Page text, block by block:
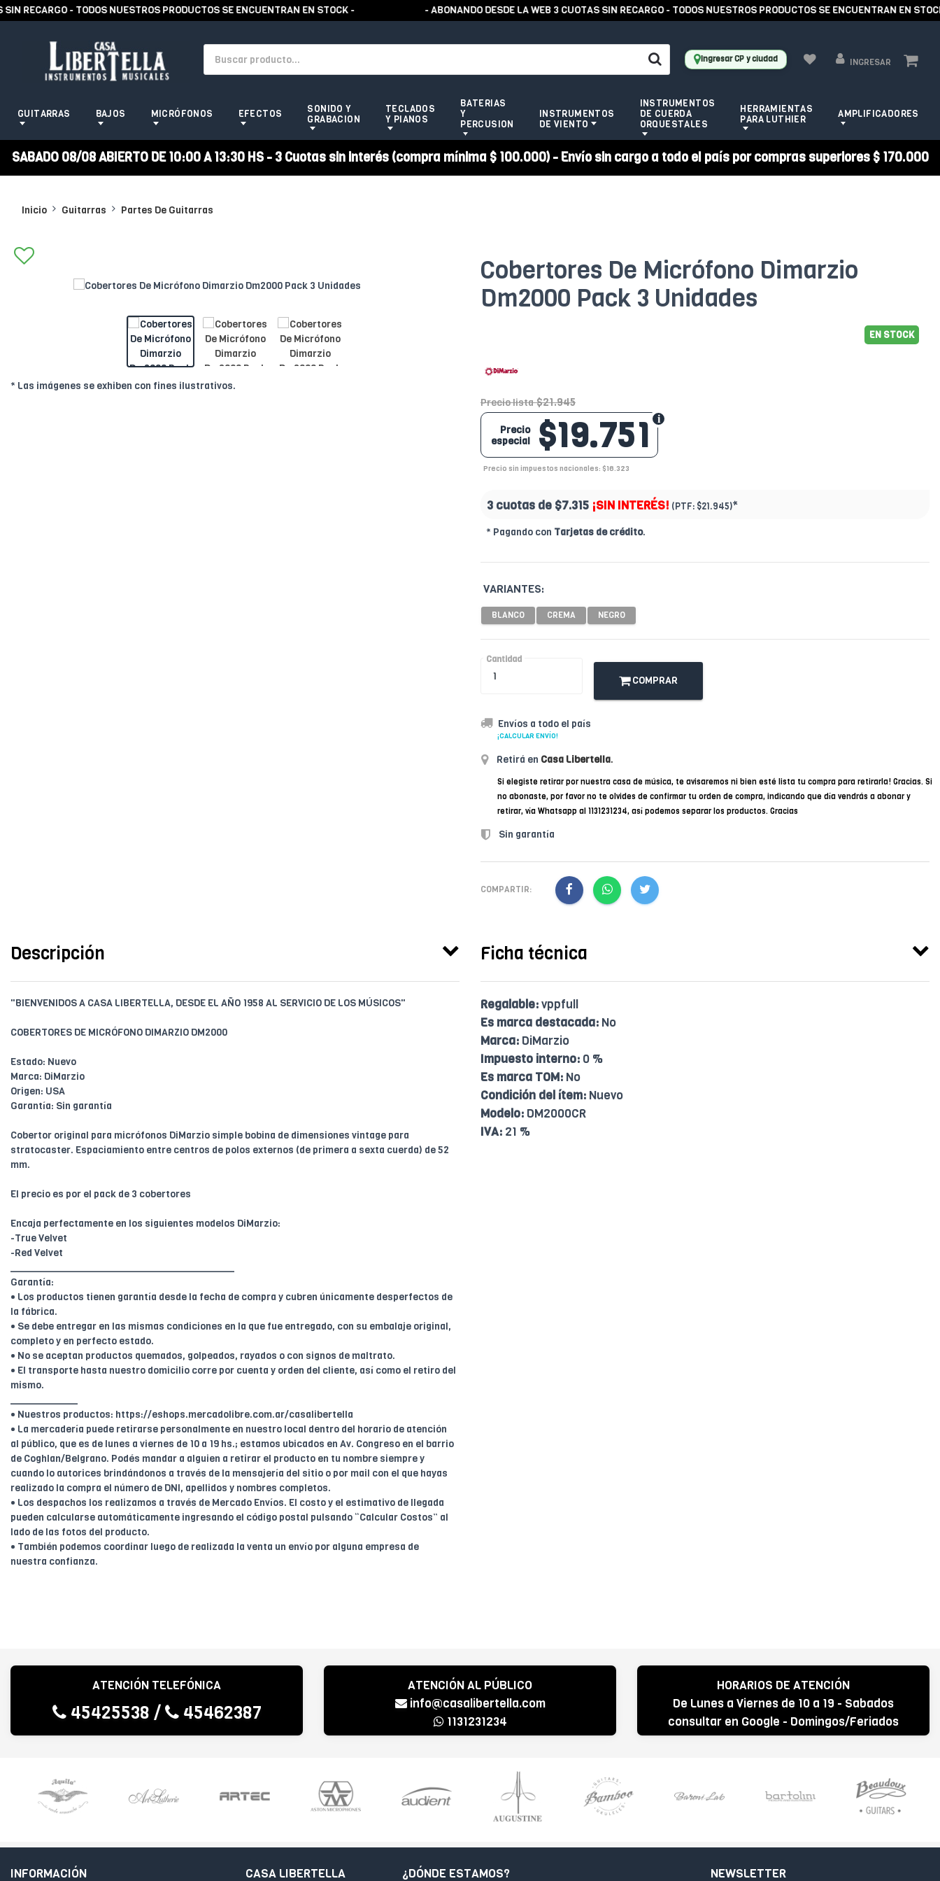
- TODOS NUESTROS PRODUCTOS SE ENCUENTRAN EN STOCK - - ABONANDO DESDE LA WEB 3 CUOTAS SIN RECARGO - TODOS NUESTROS PRODUCTOS SE ENCUENTRAN EN STOCK -
Ingresar CP y ciudad INGRESAR
GUITARRAS BAJOS MICRÓFONOS EFECTOS
SONIDO Y
GRABACION
TECLADOS
Y PIANOS
BATERIAS
Y
PERCUSION
INSTRUMENTOS
DE VIENTO
INSTRUMENTOS
DE CUERDA
ORQUESTALES
HERRAMIENTAS
PARA LUTHIER
AMPLIFICADORES
SABADO 08/08 ABIERTO DE 10:00 A 13:30 HS - 3 Cuotas sin interés (compra mínima $ 100.000) - Envío sin cargo a todo el país por compras superiores $ 170.000
Inicio Guitarras Partes De Guitarras
* Las imágenes se exhiben con fines ilustrativos.
Cobertores De Micrófono Dimarzio
Dm2000 Pack 3 Unidades
EN STOCK
Precio lista $21.945
$19.751
Precio
especial
Precio sin impuestos nacionales: $16.323
3 cuotas de $7.315 ¡SIN INTERÉS! (PTF: $21.945)*
* Pagando con Tarjetas de crédito.
VARIANTES:
Cantidad
COMPRAR
Envíos a todo el país
¡CALCULAR ENVÍO!
Retirá en Casa Libertella.
Si elegiste retirar por nuestra casa de música, te avisaremos ni bien esté lista tu compra para retirarla! Gracias. Si
no abonaste, por favor no te olvides de confirmar tu orden de compra, indicando que día vendrás a abonar y
retirar, vía Whatsapp al 1131231234, así podemos separar los productos. Gracias
Sin garantía
COMPARTIR:
Descripción
"BIENVENIDOS A CASA LIBERTELLA, DESDE EL AÑO 1958 AL SERVICIO DE LOS MÚSICOS"
COBERTORES DE MICRÓFONO DIMARZIO DM2000
Estado: Nuevo
Marca: DiMarzio
Origen: USA
Garantía: Sin garantía
Cobertor original para micrófonos DiMarzio simple bobina de dimensiones vintage para
stratocaster. Espaciamiento entre centros de polos externos (de primera a sexta cuerda) de 52
mm.
El precio es por el pack de 3 cobertores
Encaja perfectamente en los siguientes modelos DiMarzio:
-True Velvet
-Red Velvet
Garantía:
• Los productos tienen garantía desde la fecha de compra y cubren únicamente desperfectos de
la fábrica.
• Se debe entregar en las mismas condiciones en la que fue entregado, con su embalaje original,
completo y en perfecto estado.
• No se aceptan productos quemados, golpeados, rayados o con signos de maltrato.
• El transporte hasta nuestro domicilio corre por cuenta y orden del cliente, así como el retiro del
mismo.
• Nuestros productos: https://eshops.mercadolibre.com.ar/casalibertella
• La mercadería puede retirarse personalmente en nuestro local dentro del horario de atención
al público, que es de lunes a viernes de 10 a 19 hs.; estamos ubicados en Av. Congreso en el barrio
de Coghlan/Belgrano. Podés mandar a alguien a retirar el producto en tu nombre siempre y
cuando lo autorices brindándonos a través de la mensajería del sitio o por mail con el que hayas
realizado la compra el número de DNI, apellidos y nombres completos.
• Los despachos los realizamos a través de Mercado Envíos. El costo y el estimativo de llegada
pueden calcularse automáticamente ingresando el código postal pulsando “Calcular Costos” al
lado de las fotos del producto.
• También podemos coordinar luego de realizada la venta un envío por alguna empresa de
nuestra confianza.
Ficha técnica
Regalable:vppfull
Es marca destacada: No
Marca: DiMarzio
Impuesto interno: 0 %
Es marca TOM: No
Condición del ítem: Nuevo
Modelo: DM2000CR
IVA: 21 %
ATENCIÓN TELEFÓNICA
45425538 / 45462387
ATENCIÓN AL PÚBLICO
info@casalibertella.com
1131231234
HORARIOS DE ATENCIÓN
De Lunes a Viernes de 10 a 19 - Sabados
consultar en Google - Domingos/Feriados
CERRADO
INFORMACIÓN CASA LIBERTELLA ¿DÓNDE ESTAMOS? NEWSLETTER